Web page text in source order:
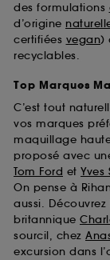
des formulations
d’origine
certifiées vegan)
recyclables.
Top Marques
C’est tout
vos marques
maquillage
proposé avec
Tom Ford et Yves
On pense à
aussi.
britannique
sourcil, chez
excursion dans